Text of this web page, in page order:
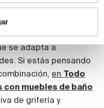
de estas ideas, esta
se adapta a
Si estás pensando
en Todo
con muebles de baño
de grifería y